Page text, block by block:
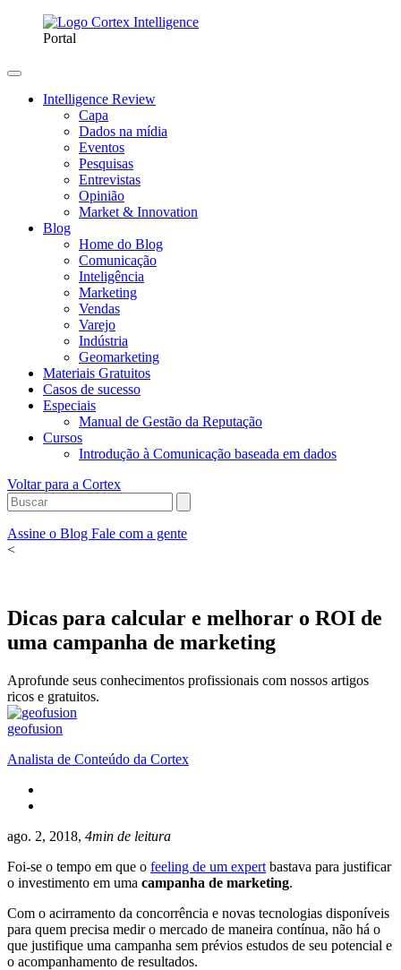
Portal
Intelligence Review
Capa
Dados na mídia
Eventos
Pesquisas
Entrevistas
Opinião
Market & Innovation
Blog
Home do Blog
Comunicação
Inteligência
Marketing
Vendas
Varejo
Indústria
Geomarketing
Materiais Gratuitos
Casos de sucesso
Especiais
Manual de Gestão da Reputação
Cursos
Introdução à Comunicação baseada em dados
Voltar para a Cortex
Assine o Blog Fale com a gente
<
Dicas para calcular e melhorar o ROI de
uma campanha de marketing
Aprofunde seus conhecimentos profissionais com nossos artigos
ricos e gratuitos.
geofusion
Analista de Conteúdo da Cortex
ago. 2, 2018, 4min de leitura
Foi-se o tempo em que o feeling de um expert bastava para justificar
o investimento em uma campanha de marketing.
Com o acirramento da concorrência e novas tecnologias disponíveis
para quem precisa medir o mercado de maneira contínua, não há o
que justifique uma campanha sem prévios estudos de seu potencial e
o acompanhamento de resultados.